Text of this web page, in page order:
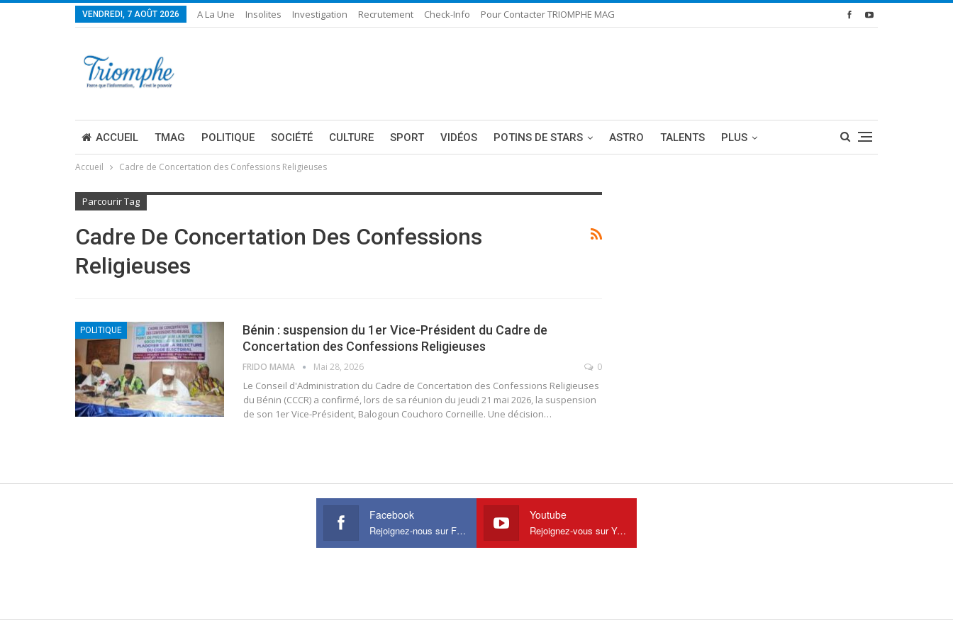
VENDREDI, 7 AOÛT 2026 A La Une Insolites Investigation Recrutement Check-Info Pour Contacter TRIOMPHE MAG
ACCUEIL TMAG POLITIQUE SOCIÉTÉ CULTURE SPORT VIDÉOS POTINS DE STARS ASTRO TALENTS PLUS
Accueil Cadre de Concertation des Confessions Religieuses
Parcourir Tag
Cadre De Concertation Des Confessions
Religieuses
POLITIQUE
Bénin : suspension du 1er Vice-Président du Cadre de
Concertation des Confessions Religieuses
FRIDO MAMA Mai 28, 2026 0
Le Conseil d'Administration du Cadre de Concertation des Confessions Religieuses
du Bénin (CCCR) a confirmé, lors de sa réunion du jeudi 21 mai 2026, la suspension
de son 1er Vice-Président, Balogoun Couchoro Corneille. Une décision…
Facebook
Rejoignez-nous sur Facebook
Youtube
Rejoignez-vous sur Youtube